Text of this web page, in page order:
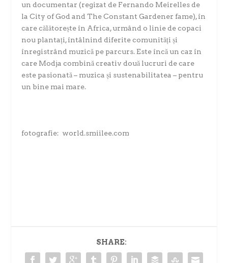
un documentar (regizat de Fernando Meirelles de
la City of God and The Constant Gardener fame), în
care călătorește în Africa, urmând o linie de copaci
nou plantați, întâlnind diferite comunități și
înregistrând muzică pe parcurs. Este încă un caz în
care Modja combină creativ două lucruri de care
este pasionată – muzica și sustenabilitatea – pentru
un bine mai mare.
fotografie: world.smiilee.com
SHARE: